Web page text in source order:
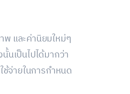
และค่านิยมใหม่ๆ
นเป็นไปได้มากว่า
จ่ายในการกำหนด